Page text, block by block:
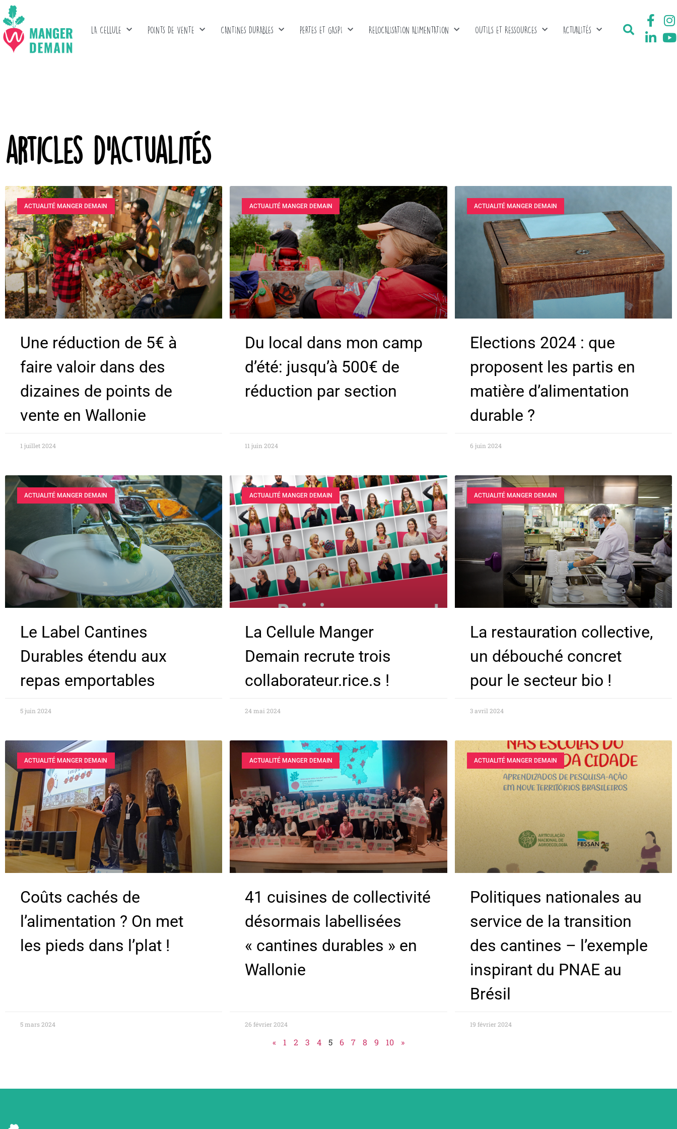
LA CELLULE POINTS DE VENTE CANTINES DURABLES PERTES ET GASPI RELOCALISATION ALIMENTATION OUTILS ET RESSOURCES ACTUALITÉS
articles d'Actualités
ACTUALITÉ MANGER DEMAIN
Une réduction de 5€ à
faire valoir dans des
dizaines de points de
vente en Wallonie
1 juillet 2024
ACTUALITÉ MANGER DEMAIN
Du local dans mon camp
d’été: jusqu’à 500€ de
réduction par section
11 juin 2024
ACTUALITÉ MANGER DEMAIN
Elections 2024 : que
proposent les partis en
matière d’alimentation
durable ?
6 juin 2024
ACTUALITÉ MANGER DEMAIN
Le Label Cantines
Durables étendu aux
repas emportables
5 juin 2024
ACTUALITÉ MANGER DEMAIN
La Cellule Manger
Demain recrute trois
collaborateur.rice.s !
24 mai 2024
ACTUALITÉ MANGER DEMAIN
La restauration collective,
un débouché concret
pour le secteur bio !
3 avril 2024
ACTUALITÉ MANGER DEMAIN
Coûts cachés de
l’alimentation ? On met
les pieds dans l’plat !
5 mars 2024
ACTUALITÉ MANGER DEMAIN
41 cuisines de collectivité
désormais labellisées
« cantines durables » en
Wallonie
26 février 2024
ACTUALITÉ MANGER DEMAIN
Politiques nationales au
service de la transition
des cantines – l’exemple
inspirant du PNAE au
Brésil
19 février 2024
« 1 2 3 4 5 6 7 8 9 10 »